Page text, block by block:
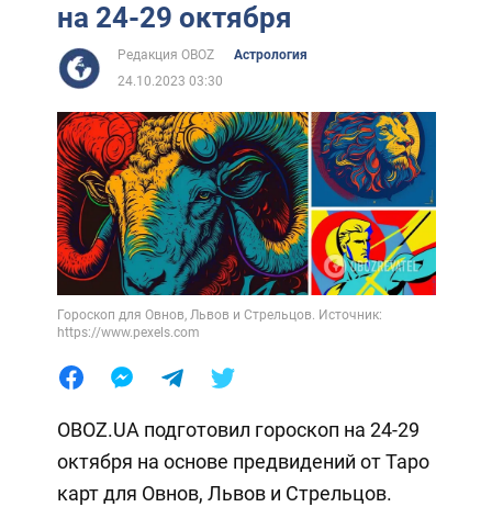
Африка
Жизнь
Лайфхаки
на 24-29 октября
Редакция OBOZ
Астрология
24.10.2023 03:30
Гороскоп для Овнов, Львов и Стрельцов. Источник:
https://www.pexels.com
OBOZ.UA подготовил гороскоп на 24-29
октября на основе предвидений от Таро
карт для Овнов, Львов и Стрельцов.